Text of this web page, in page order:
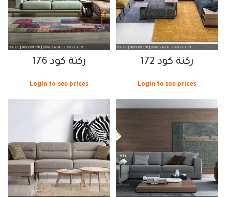
ركنة كود 172
Login to see prices
ركنة كود 176
Login to see prices